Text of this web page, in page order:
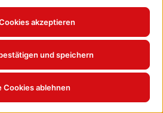
akzeptieren
und speichern
Cookies ablehnen
- Baum des Jahres